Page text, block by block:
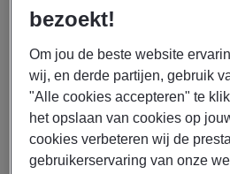
(inbouw)apparatuur bij
Uitvoeren van
binnen complexe systemen,
Lokaliseren en verhelpen
locatie als in een werkplaats
Adviseren en service
klantbeleving
bezoekt!
Om jou de beste website
wij, en derde partijen, gebruik
"Alle cookies accepteren" te
het opslaan van cookies op
cookies verbeteren wij de
gebruikerservaring van onze